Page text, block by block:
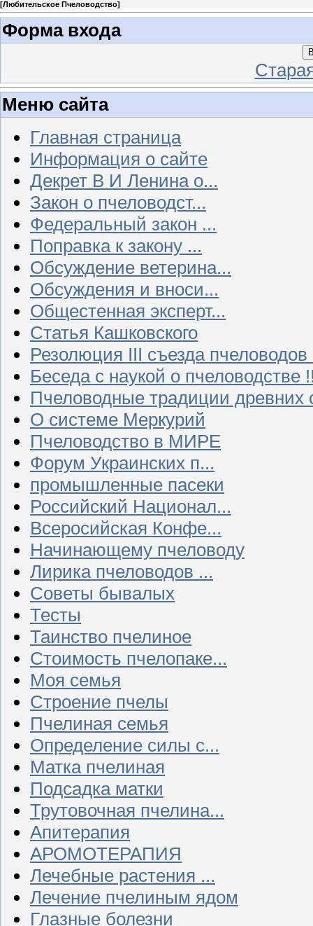
[Любительское Пчеловодство]
Форма входа
Меню сайта
Главная страница
Информация о сайте
Декрет В И Ленина о...
Закон о пчеловодст...
Федеральный закон ...
Поправка к закону ...
Обсуждение ветерина...
Обсуждения и вноси...
Общестенная эксперт...
Статья Кашковского
Резолюция III съезда
Беседа с наукой о пчеловодстве
Пчеловодные традиции древних
О системе Меркурий
Пчеловодство в МИРЕ
Форум Украинских п...
промышленные пасеки
Российский Национал...
Всеросийская Конфе...
Начинающему пчеловоду
Лирика пчеловодов ...
Советы бывалых
Тесты
Таинство пчелиное
Стоимость пчелопаке...
Моя семья
Строение пчелы
Пчелиная семья
Определение силы с...
Матка пчелиная
Подсадка матки
Трутовочная пчелина...
Апитерапия
АРОМОТЕРАПИЯ
Лечебные растения ...
Лечение пчелиным ядом
Глазные болезни